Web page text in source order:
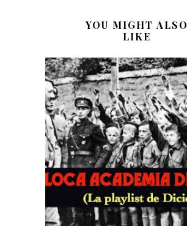
YOU MIGHT ALSO
LIKE